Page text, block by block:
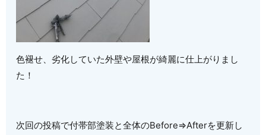
色褪せ、劣化していた外壁や屋根が綺麗に仕上がりまし
た！
次回の投稿で付帯部塗装と全体のBefore⇒Afterを更新し